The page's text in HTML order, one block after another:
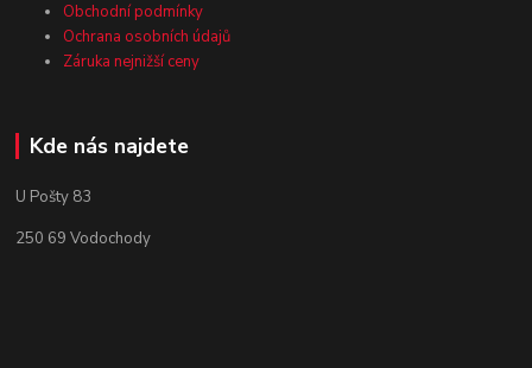
Obchodní podmínky
Ochrana osobních údajů
Záruka nejnižší ceny
Kde nás najdete
U Pošty 83
250 69 Vodochody